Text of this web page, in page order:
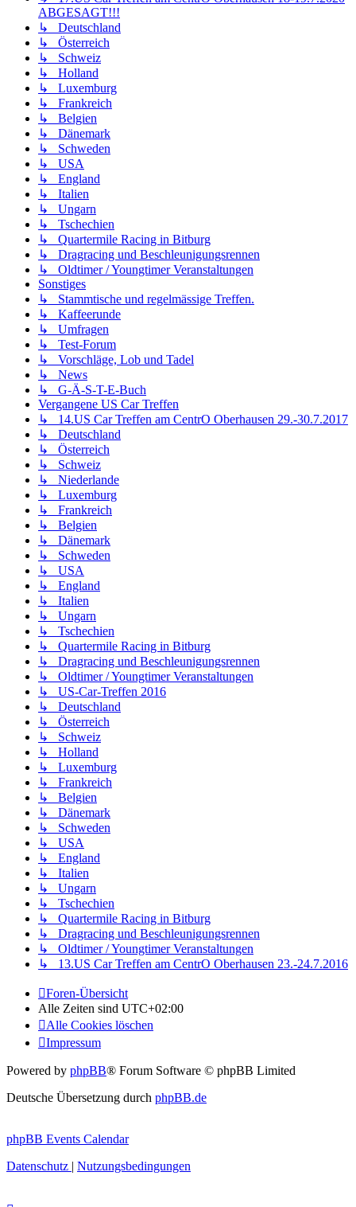
ABGESAGT!!!
↳ Deutschland
↳ Österreich
↳ Schweiz
↳ Holland
↳ Luxemburg
↳ Frankreich
↳ Belgien
↳ Dänemark
↳ Schweden
↳ USA
↳ England
↳ Italien
↳ Ungarn
↳ Tschechien
↳ Quartermile Racing in Bitburg
↳ Dragracing und Beschleunigungsrennen
↳ Oldtimer / Youngtimer Veranstaltungen
Sonstiges
↳ Stammtische und regelmässige Treffen.
↳ Kaffeerunde
↳ Umfragen
↳ Test-Forum
↳ Vorschläge, Lob und Tadel
↳ News
↳ G-Ä-S-T-E-Buch
Vergangene US Car Treffen
↳ 14.US Car Treffen am CentrO Oberhausen 29.-30.7.2017
↳ Deutschland
↳ Österreich
↳ Schweiz
↳ Niederlande
↳ Luxemburg
↳ Frankreich
↳ Belgien
↳ Dänemark
↳ Schweden
↳ USA
↳ England
↳ Italien
↳ Ungarn
↳ Tschechien
↳ Quartermile Racing in Bitburg
↳ Dragracing und Beschleunigungsrennen
↳ Oldtimer / Youngtimer Veranstaltungen
↳ US-Car-Treffen 2016
↳ Deutschland
↳ Österreich
↳ Schweiz
↳ Holland
↳ Luxemburg
↳ Frankreich
↳ Belgien
↳ Dänemark
↳ Schweden
↳ USA
↳ England
↳ Italien
↳ Ungarn
↳ Tschechien
↳ Quartermile Racing in Bitburg
↳ Dragracing und Beschleunigungsrennen
↳ Oldtimer / Youngtimer Veranstaltungen
↳ 13.US Car Treffen am CentrO Oberhausen 23.-24.7.2016
Foren-Übersicht
Alle Zeiten sind UTC+02:00
Alle Cookies löschen
Impressum
Powered by phpBB® Forum Software © phpBB Limited
Deutsche Übersetzung durch phpBB.de
phpBB Events Calendar
Datenschutz | Nutzungsbedingungen